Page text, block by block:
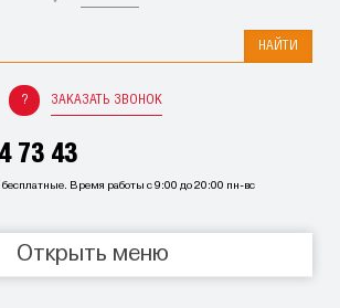
НАЙТИ
ЗАКАЗАТЬ ЗВОНОК
73 43
Время работы с 9:00 до 20:00 пн-вс
Открыть меню